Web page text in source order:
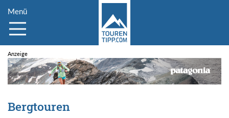
Menü
Bergtouren